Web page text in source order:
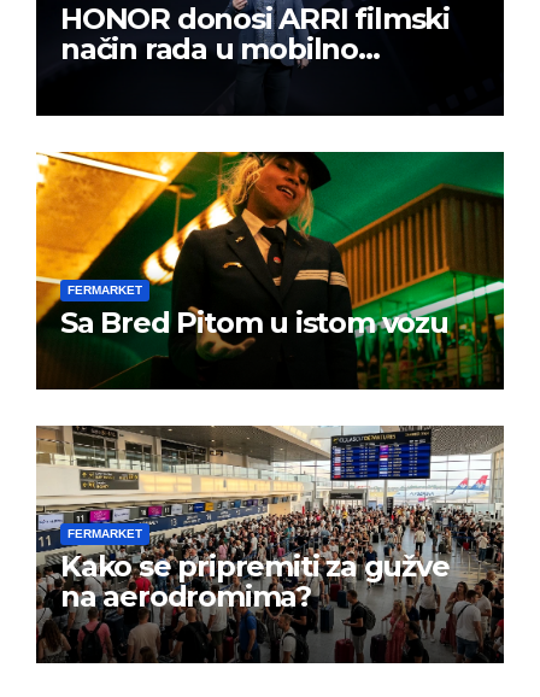
HONOR donosi ARRI filmski
način rada u mobilno
kreiranje sadržaja
FERMARKET
Sa Bred Pitom u istom vozu
FERMARKET
Kako se pripremiti za gužve
na aerodromima?